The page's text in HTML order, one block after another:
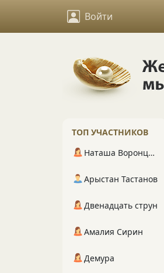
Войти
ТОП УЧАСТНИКОВ
Наташа Воронцова
Арыстан Тастанов
Двенадцать струн
Амалия Сирин
Демура